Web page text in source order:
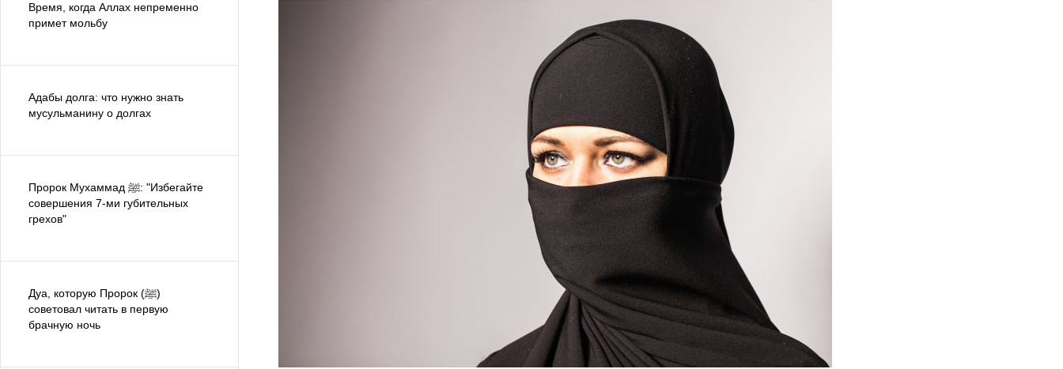
Время, когда Аллах непременно
примет мольбу
Адабы долга: что нужно знать
мусульманину о долгах
Пророк Мухаммад ﷺ: "Избегайте
совершения 7-ми губительных
грехов"
Дуа, которую Пророк (ﷺ)
советовал читать в первую
брачную ночь